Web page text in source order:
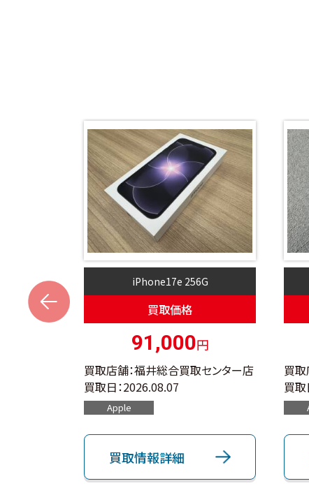
iPhone17e 256G
買取価格
91,000円
買取店舗：福井総合買取センター店
買取日：2026.08.07
Apple
買取情報詳細
買取
買取